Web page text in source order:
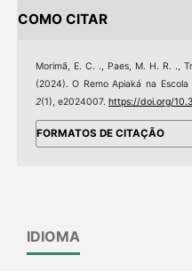
COMO CITAR
Morimã, E. C. ., Paes, M. H. R. .,
(2024). O Remo Apiaká na
2(1), e2024007. https://doi.org/
FORMATOS DE CITAÇÃO
IDIOMA